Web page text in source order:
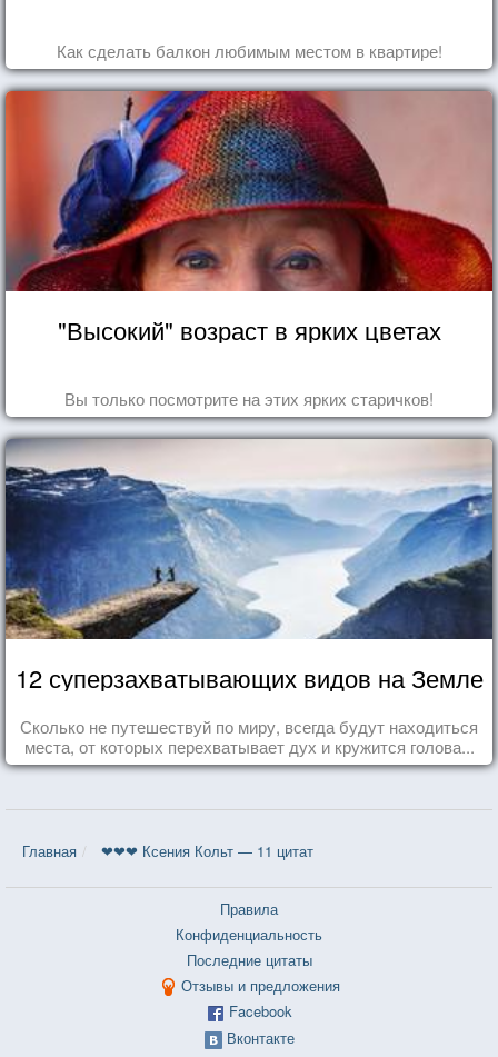
Как сделать балкон любимым местом в квартире!
"Высокий" возраст в ярких цветах
Вы только посмотрите на этих ярких старичков!
12 суперзахватывающих видов на Земле
Сколько не путешествуй по миру, всегда будут находиться
места, от которых перехватывает дух и кружится голова...
Главная ❤❤❤ Ксения Кольт — 11 цитат
Правила
Конфиденциальность
Последние цитаты
Отзывы и предложения
Facebook
Вконтакте